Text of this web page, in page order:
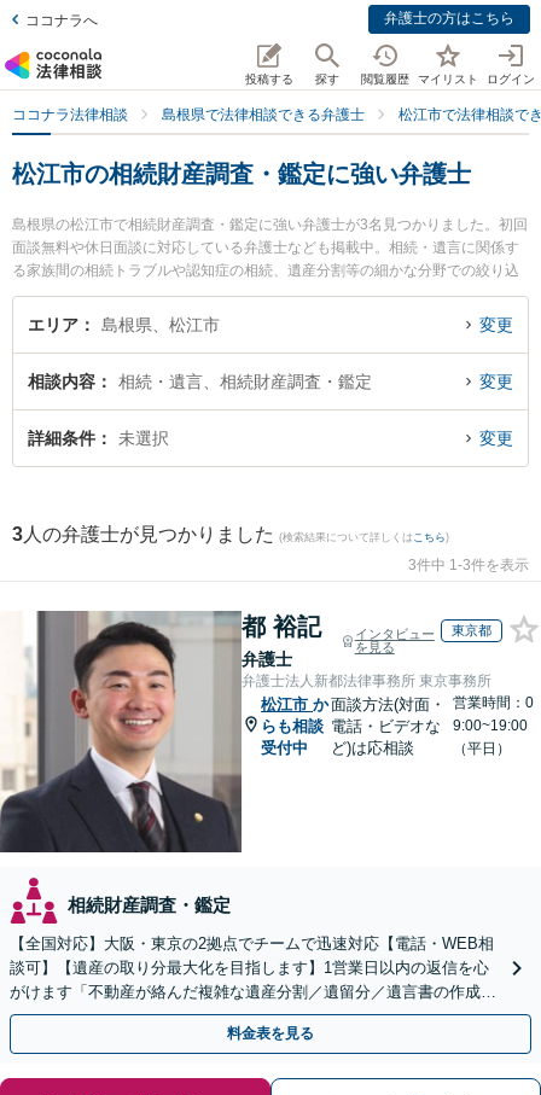
ココナラへ 弁護士の方はこちら
投稿する 探す 閲覧履歴 マイリスト ログイン
ココナラ法律相談 島根県で法律相談できる弁護士 松江市で法律相談で
松江市の相続財産調査・鑑定に強い弁護士
島根県の松江市で相続財産調査・鑑定に強い弁護士が3名見つかりました。初回
面談無料や休日面談に対応している弁護士なども掲載中。相続・遺言に関係す
る家族間の相続トラブルや認知症の相続、遺産分割等の細かな分野での絞り込
み検索もでき便利です。特に長坂法律事務所の長坂 正弁護士やなかがわ法律事
務所の中川 修一弁護士、松江桜法律事務所の永野 茜弁護士のプロフィール情報
調査・鑑定のトラブル解決の実績豊富な近くの弁護士を検索したい』『初回相
談無料で相続財産調査・鑑定を法律相談できる松江市内の弁護士に相談予約し
たい』などでお困りの相談者さんにおすすめです。
エリア 島根県、松江市 変更
相談内容 相続・遺言、相続財産調査・鑑定 変更
詳細条件 未選択 変更
3 人の弁護士が見つかりました (検索結果について詳しくは こちら)
3件中 1-3件を表示
都 裕記
弁護士
インタビュー
を見る
東京都
弁護士法人新都法律事務所 東京事務所
松江市 か
らも相談
受付中
面談方法(対面・
電話・ビデオな
ど)は応相談
営業時間：0
9:00~19:00
（平日）
相続財産調査・鑑定
【全国対応】大阪・東京の2拠点でチームで迅速対応【電話・WEB相
談可】【遺産の取り分最大化を目指します】1営業日以内の返信を心
がけます「不動産が絡んだ複雑な遺産分割／遺留分／遺言書の作成・
執行／事業承継など、お任せください」【休日相談あり】
料金表を見る